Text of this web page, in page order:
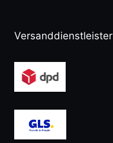
Versanddienstleister